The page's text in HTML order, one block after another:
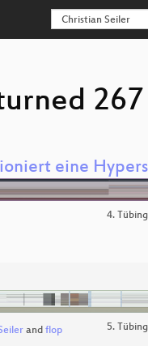
eine
4.
and flop 5.